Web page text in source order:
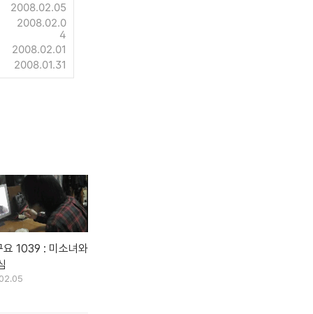
2008.02.05
2008.02.0
4
2008.02.01
2008.01.31
요 1039 : 미소녀와